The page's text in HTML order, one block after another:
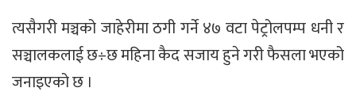
त्यसैगरी मञ्चको जाहेरीमा ठगी गर्ने ४७ वटा पेट्रोलपम्प धनी र
सञ्चालकलाई छ÷छ महिना कैद सजाय हुने गरी फैसला भएको
जनाइएको छ ।